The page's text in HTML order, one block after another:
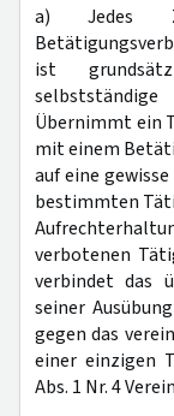
a) Jedes
ist
Übernimmt ein
mit einem
auf eine
bestimmten
verbotenen
verbindet das
seiner
gegen das
einer einzigen
Abs. 1 Nr. 4